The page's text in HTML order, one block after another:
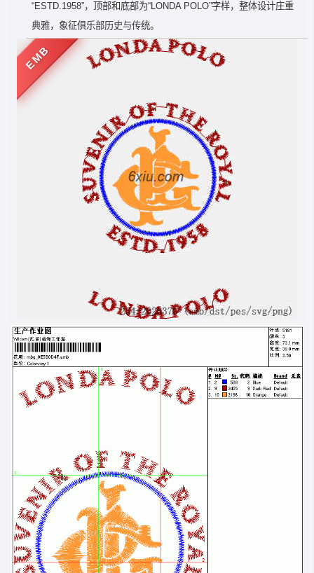
“ESTD.1958”，顶部和底部为“LONDA POLO”字样，整体设计庄重
典雅，象征俱乐部历史与传统。
EMB